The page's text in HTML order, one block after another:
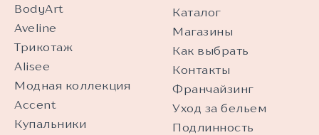
BodyArt
Aveline
Трикотаж
Alisee
Модная коллекция
Accent
Купальники
Каталог
Магазины
Как выбрать
Контакты
Франчайзинг
Уход за бельем
Подлинность